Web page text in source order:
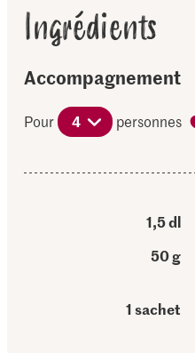
Ingrédients
Accompagnement
Pour 4 personnes
1,5 dl
50 g
1 sachet